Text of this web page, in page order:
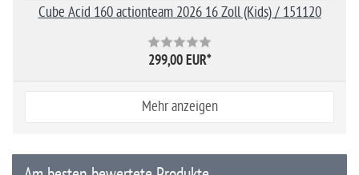
Cube Acid 160 actionteam 2026 16 Zoll (Kids) / 151120
299,00 EUR*
Mehr anzeigen